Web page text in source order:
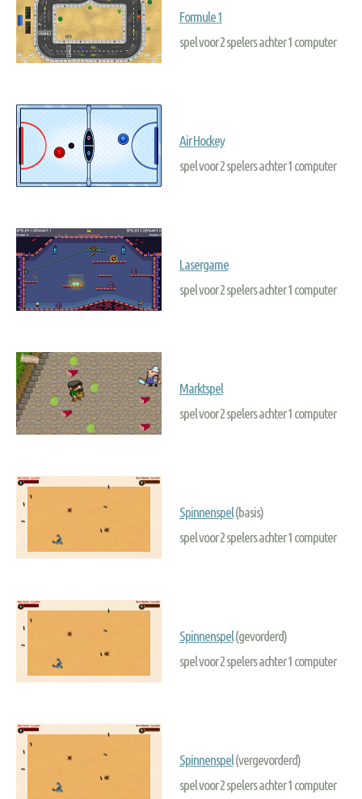
Formule 1
spel voor 2 spelers achter 1 computer
Air Hockey
spel voor 2 spelers achter 1 computer
Lasergame
spel voor 2 spelers achter 1 computer
Marktspel
spel voor 2 spelers achter 1 computer
Spinnenspel(basis)
spel voor 2 spelers achter 1 computer
Spinnenspel(gevorderd)
spel voor 2 spelers achter 1 computer
Spinnenspel(vergevorderd)
spel voor 2 spelers achter 1 computer